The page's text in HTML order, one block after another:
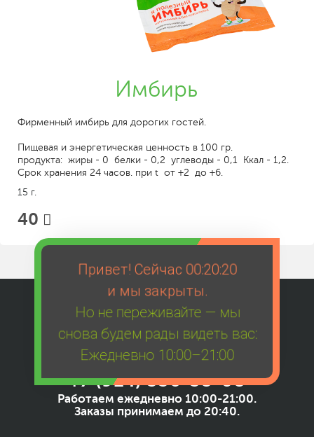
Привет! Сейчас 00:20:20
и мы закрыты.
Но не переживайте — мы
снова будем рады видеть вас:
Ежедневно 10:00–21:00
Имбирь
Фирменный имбирь для дорогих гостей.
Пищевая и энергетическая ценность в 100 гр.
продукта: жиры - 0 белки - 0,2 углеводы - 0,1 Ккал - 1,2.
Срок хранения 24 часов. при t от +2 до +6.
15 г.
40
+7 (914) 556-58-08
Работаем ежедневно 10:00-21:00.
Заказы принимаем до 20:40.